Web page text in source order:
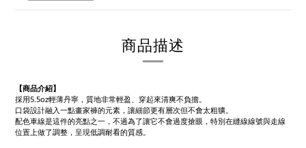
商品描述
【商品介紹】
採用5.5oz輕薄丹寧，質地非常輕盈、穿起來清爽不負擔。
口袋設計融入一點畫家褲的元素，讓細節更有層次但不會太粗獷。
配色車線是這件的亮點之一，不過為了讓它不會過度搶眼，特別在縫線線號與走線
位置上做了調整，呈現低調耐看的質感。